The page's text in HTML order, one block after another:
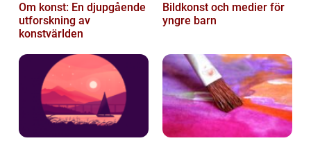
Om konst: En djupgående
utforskning av
konstvärlden
Bildkonst och medier för
yngre barn